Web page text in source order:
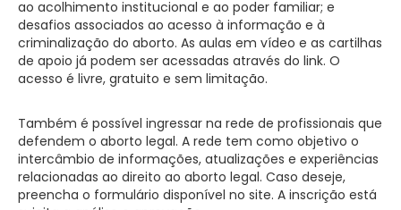
ao acolhimento institucional e ao poder familiar; e
desafios associados ao acesso à informação e à
criminalização do aborto. As aulas em vídeo e as cartilhas
de apoio já podem ser acessadas através do link. O
acesso é livre, gratuito e sem limitação.
Também é possível ingressar na rede de profissionais que
defendem o aborto legal. A rede tem como objetivo o
intercâmbio de informações, atualizações e experiências
relacionadas ao direito ao aborto legal. Caso deseje,
preencha o formulário disponível no site. A inscrição está